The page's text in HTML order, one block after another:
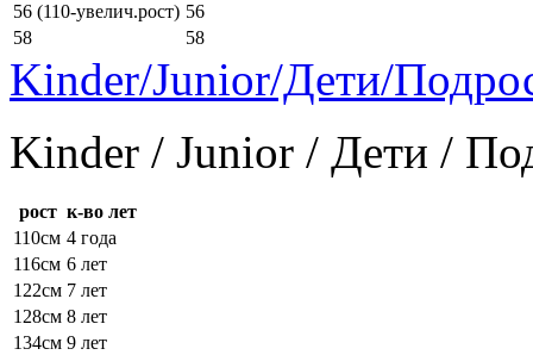
56 (110-увелич.рост) 56
58
58
Kinder/Junior/Дети/
Kinder / Junior / Дети /
рост к-во лет
110см 4 года
116см 6 лет
122см 7 лет
128см 8 лет
134см 9 лет